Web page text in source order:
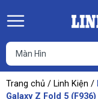
Trang chủ / Linh Kiện /
Galaxy Z Fold 5 (F936)